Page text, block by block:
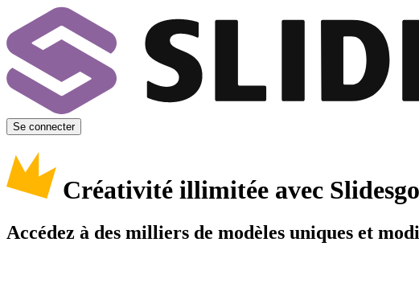
Se connecter
Créativité illimitée avec
Accédez à des milliers de modèles uniques et